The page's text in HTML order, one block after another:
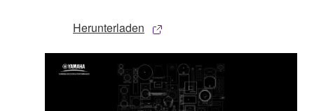
Herunterladen